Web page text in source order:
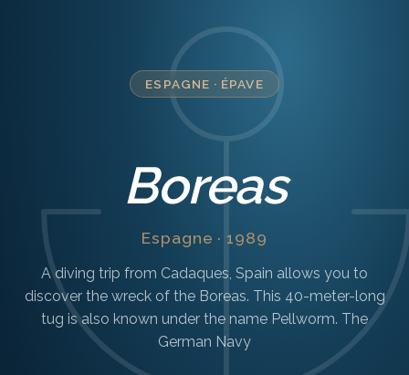
ESPAGNE · ÉPAVE
Boreas
Espagne · 1989
A diving trip from Cadaques, Spain allows you to
discover the wreck of the Boreas. This 40-meter-long
tug is also known under the name Pellworm. The
German Navy